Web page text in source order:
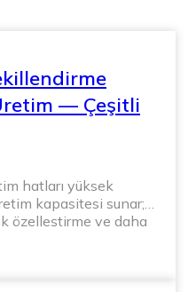
— Çeşitli
hatları yüksek
kapasitesi sunar;
özelleştirme ve daha
için şirketlerin